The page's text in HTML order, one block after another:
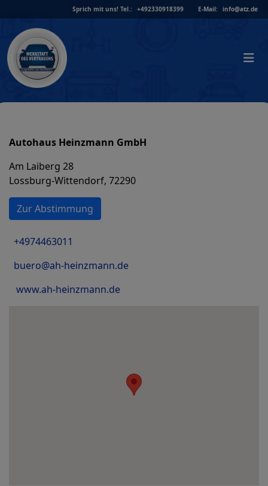
to
content
Sprich mit uns! Tel.: +492330918399 E-Mail: info@atz.de
Autohaus Heinzmann GmbH
Am Laiberg 28
Lossburg-Wittendorf, 72290
Zur Abstimmung
+4974463011
buero@ah-heinzmann.de
www.ah-heinzmann.de